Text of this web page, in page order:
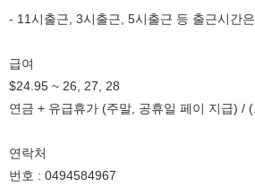
- 11시출근, 3시출근, 5시출근 등 출근시간
급여
$24.95 ~ 26, 27, 28
연금 + 유급휴가 (주말, 공휴일 페이 지급) /
연락처
번호 : 0494584967